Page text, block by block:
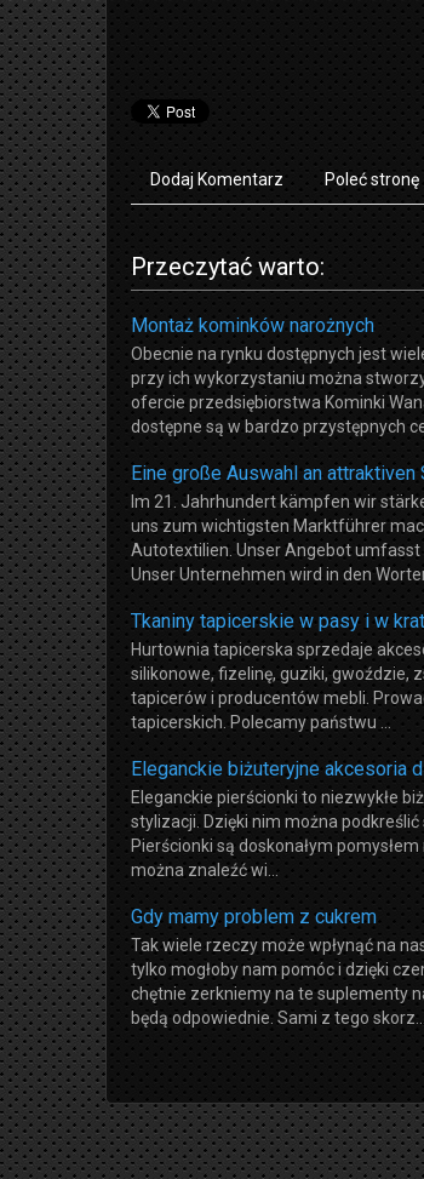
Dodaj Komentarz Poleć stronę
Przeczytać warto:
Montaż kominków narożnych
Obecnie na rynku dostępnych jest
przy ich wykorzystaniu można
ofercie przedsiębiorstwa Kominki
dostępne są w bardzo przystępnych
Eine große Auswahl an
Im 21. Jahrhundert kämpfen wir
uns zum wichtigsten Marktführer
Autotextilien. Unser Angebot
Unser Unternehmen wird in den
Tkaniny tapicerskie w pasy i w
Hurtownia tapicerska sprzedaje
silikonowe, fizelinę, guziki, gwoździe,
tapicerów i producentów mebli.
tapicerskich. Polecamy państwu ...
Eleganckie biżuteryjne akcesoria
Eleganckie pierścionki to niezwykłe
stylizacji. Dzięki nim można
Pierścionki są doskonałym
można znaleźć wi...
Gdy mamy problem z cukrem
Tak wiele rzeczy może wpłynąć na
tylko mogłoby nam pomóc i dzięki
chętnie zerkniemy na te suplementy
będą odpowiednie. Sami z tego skorz...